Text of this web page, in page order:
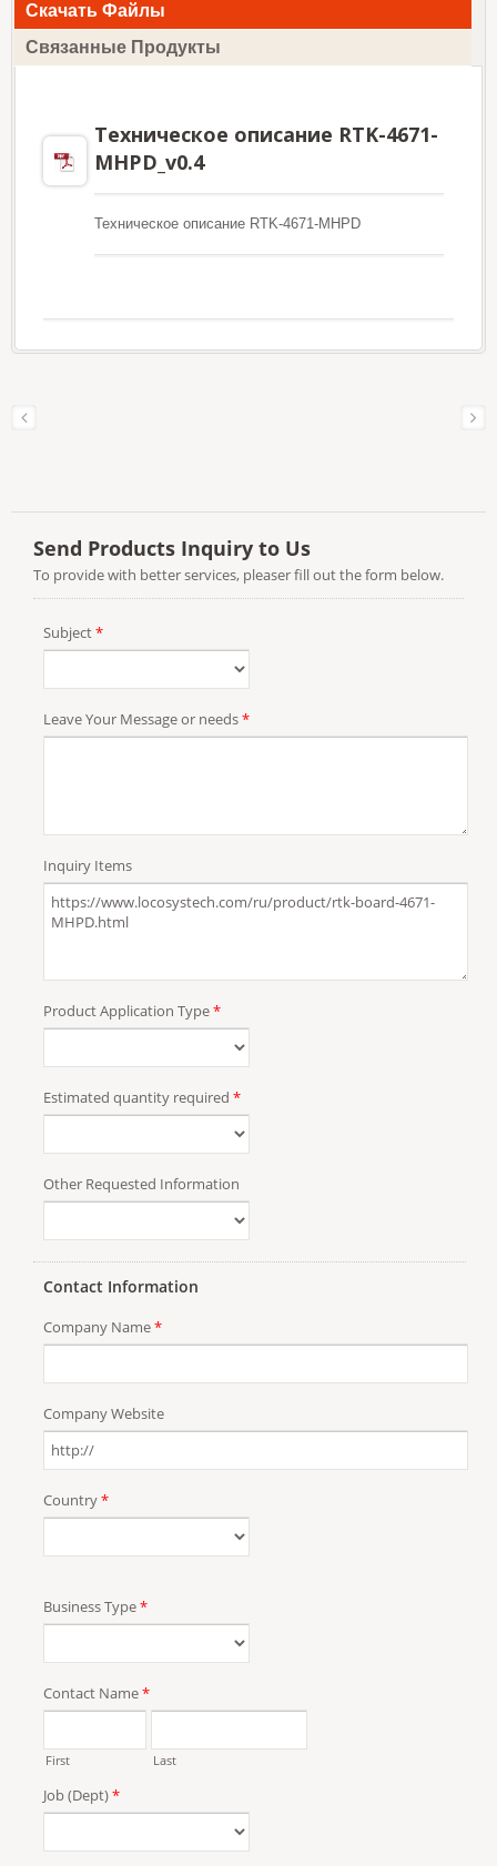
Скачать Файлы
Связанные Продукты
Техническое описание RTK-4671-
MHPD_v0.4
Техническое описание RTK-4671-MHPD